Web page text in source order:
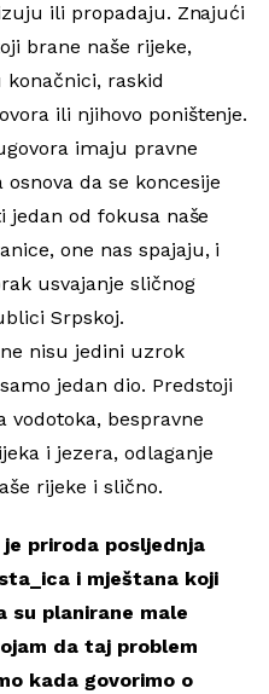
ili propadaju. Znajući
brane naše rijeke,
raskid
ili njihovo poništenje.
imaju pravne
da se koncesije
jedan od fokusa naše
one nas spajaju, i
usvajanje sličnog
Srpskoj.
nisu jedini uzrok
jedan dio. Predstoji
vodotoka, bespravne
i jezera, odlaganje
rijeke i slično.
priroda posljednja
i mještana koji
su planirane male
da taj problem
kada govorimo o